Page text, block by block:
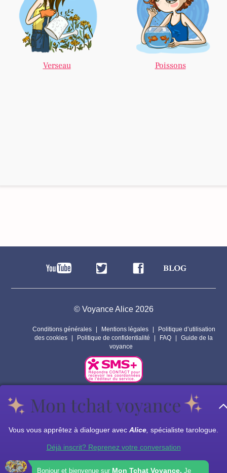
Verseau Poissons
© Voyance Alice 2026
Conditions générales Mentions légales
Politique d’utilisation
des cookies
Politique de confidentialité FAQ
Guide de la
voyance
Par respect pour la vie privée de nos voyants, les personnages
présents sur ce site sont fictifs.
traitants.
Vous vous apprêtez à dialoguer avec Alice spécialiste tarologue.
Déjà inscrit? Reprenez votre conversation
Bonjour et bienvenue sur Mon Tchat Voyance. Je